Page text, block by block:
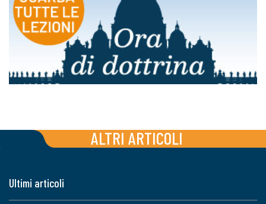
ALTRI ARTICOLI
Ultimi articoli